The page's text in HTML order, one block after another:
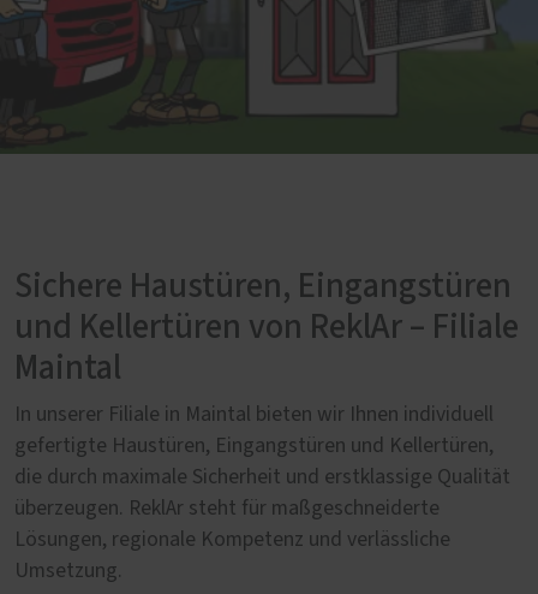
Sichere Haustüren, Eingangstüren
und Kellertüren von ReklAr – Filiale
Maintal
In unserer Filiale in Maintal bieten wir Ihnen individuell
gefertigte Haustüren, Eingangstüren und Kellertüren,
die durch maximale Sicherheit und erstklassige Qualität
überzeugen. ReklAr steht für maßgeschneiderte
Lösungen, regionale Kompetenz und verlässliche
Umsetzung.